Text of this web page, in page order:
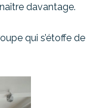
davantage.
qui s’étoffe de